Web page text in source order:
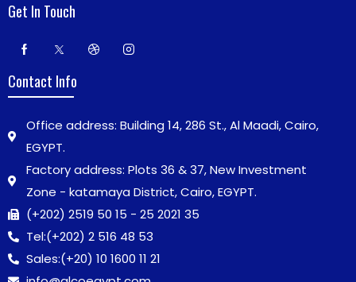
Get In Touch
Contact Info
Office address: Building 14, 286 St., Al Maadi, Cairo,
EGYPT.
Factory address: Plots 36 & 37, New Investment
Zone - katamaya District, Cairo, EGYPT.
(+202) 2519 50 15 - 25 2021 35
Tel:(+202) 2 516 48 53
Sales:(+20) 10 1600 11 21